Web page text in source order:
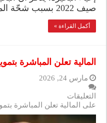
صيف 2022 بسبب شحّة المياه.
أكمل القراءة »
المالية تعلن المباشرة
مارس 24, 2026
التعليقات
على المالية تعلن المباشرة